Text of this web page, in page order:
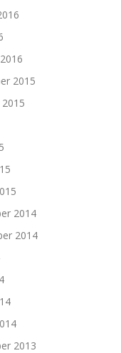
2015
2014
2014
2013